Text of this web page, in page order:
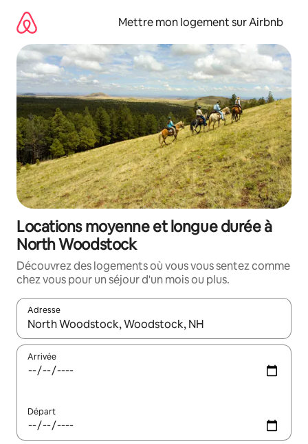
directement
contenu
Mettre mon logement sur Airbnb
Locations moyenne et longue durée à
North Woodstock
Découvrez des logements où vous vous sentez comme
chez vous pour un séjour d'un mois ou plus.
Adresse
Lorsque les résultats s'affichent, utilisez les flèches vers le
Arrivée
Départ